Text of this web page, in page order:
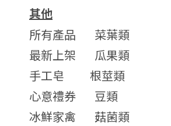
其他
所有產品
菜葉類
最新上架
瓜果類
手工皂
根莖類
心意禮券
豆類
冰鮮家禽
菇菌類